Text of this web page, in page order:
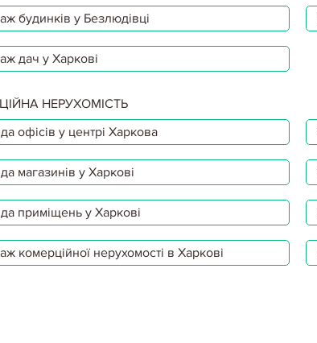
будинків у Безлюдівці
дач у Харкові
НЕРУХОМІСТЬ
офісів у центрі Харкова
магазинів у Харкові
приміщень у Харкові
комерційної нерухомості в Харкові